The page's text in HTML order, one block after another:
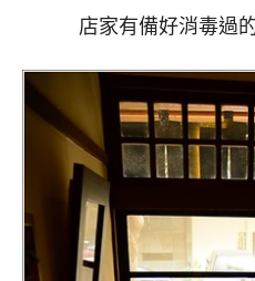
店家有備好消毒過